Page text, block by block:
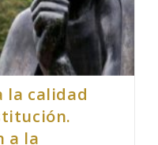
la calidad
a la